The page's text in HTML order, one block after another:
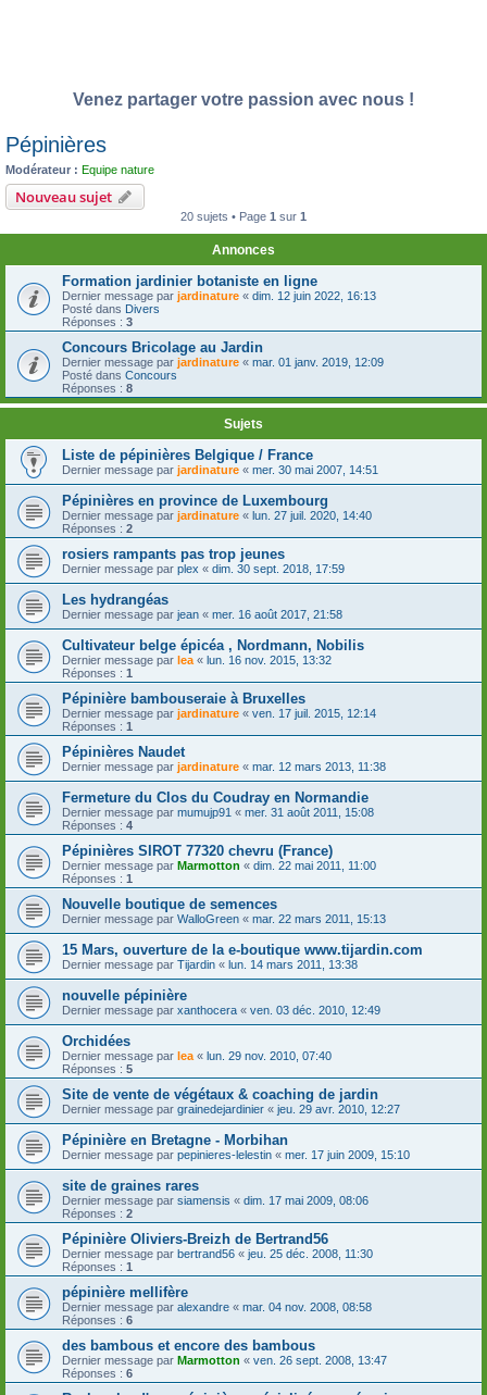
Venez partager votre passion avec nous !
Pépinières
Modérateur : Equipe nature
Nouveau sujet
20 sujets • Page 1 sur 1
Annonces
Formation jardinier botaniste en ligne
Dernier message par jardinature « dim. 12 juin 2022, 16:13
Posté dans Divers
Réponses : 3
Concours Bricolage au Jardin
Dernier message par jardinature « mar. 01 janv. 2019, 12:09
Posté dans Concours
Réponses : 8
Sujets
Liste de pépinières Belgique / France
Dernier message par jardinature « mer. 30 mai 2007, 14:51
Pépinières en province de Luxembourg
Dernier message par jardinature « lun. 27 juil. 2020, 14:40
Réponses : 2
rosiers rampants pas trop jeunes
Dernier message par plex « dim. 30 sept. 2018, 17:59
Les hydrangéas
Dernier message par jean « mer. 16 août 2017, 21:58
Cultivateur belge épicéa , Nordmann, Nobilis
Dernier message par lea « lun. 16 nov. 2015, 13:32
Réponses : 1
Pépinière bambouseraie à Bruxelles
Dernier message par jardinature « ven. 17 juil. 2015, 12:14
Réponses : 1
Pépinières Naudet
Dernier message par jardinature « mar. 12 mars 2013, 11:38
Fermeture du Clos du Coudray en Normandie
Dernier message par mumujp91 « mer. 31 août 2011, 15:08
Réponses : 4
Pépinières SIROT 77320 chevru (France)
Dernier message par Marmotton « dim. 22 mai 2011, 11:00
Réponses : 1
Nouvelle boutique de semences
Dernier message par WalloGreen « mar. 22 mars 2011, 15:13
15 Mars, ouverture de la e-boutique www.tijardin.com
Dernier message par Tijardin « lun. 14 mars 2011, 13:38
nouvelle pépinière
Dernier message par xanthocera « ven. 03 déc. 2010, 12:49
Orchidées
Dernier message par lea « lun. 29 nov. 2010, 07:40
Réponses : 5
Site de vente de végétaux & coaching de jardin
Dernier message par grainedejardinier « jeu. 29 avr. 2010, 12:27
Pépinière en Bretagne - Morbihan
Dernier message par pepinieres-lelestin « mer. 17 juin 2009, 15:10
site de graines rares
Dernier message par siamensis « dim. 17 mai 2009, 08:06
Réponses : 2
Pépinière Oliviers-Breizh de Bertrand56
Dernier message par bertrand56 « jeu. 25 déc. 2008, 11:30
Réponses : 1
pépinière mellifère
Dernier message par alexandre « mar. 04 nov. 2008, 08:58
Réponses : 6
des bambous et encore des bambous
Dernier message par Marmotton « ven. 26 sept. 2008, 13:47
Réponses : 6